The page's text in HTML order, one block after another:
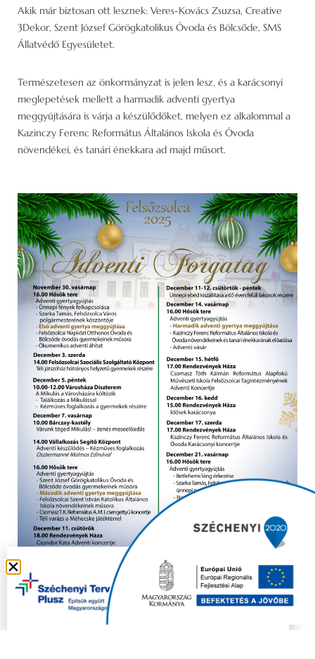
Akik már biztosan ott lesznek: Veres-Kovács Zsuzsa, Creative
3Dekor, Szent József Görögkatolikus Óvoda és Bölcsőde, SMS
Állatvédő Egyesületet.
Természetesen az önkormányzat is jelen lesz, és a karácsonyi
meglepetések mellett a harmadik adventi gyertya
meggyújtására is várja a készülődőket, melyen ez alkalommal a
Kazinczy Ferenc Református Általános Iskola és Óvoda
növendékei, és tanári énekkara ad majd műsort.